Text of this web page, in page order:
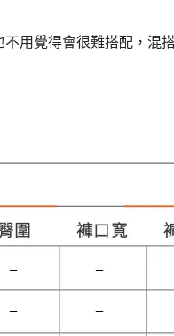
用覺得會很難搭配，混